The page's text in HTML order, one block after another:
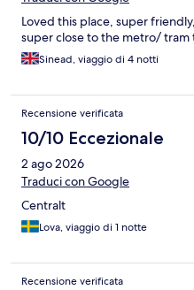
Loved this place, super
super close to the metro/
Sinead, viaggio di 4 notti
Recensione verificata
10/10 Eccezionale
2 ago 2026
Traduci con Google
Centralt
Lova, viaggio di 1 notte
Recensione verificata